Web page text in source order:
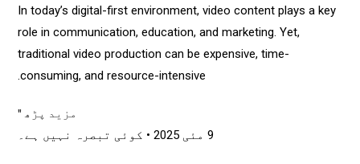
In today’s digital-first environment, video content plays a key
role in communication, education, and marketing. Yet,
traditional video production can be expensive, time-
consuming, and resource-intensive.
مزید پڑھ "
9 مئی 2025 کوئی تبصرہ نہیں ہے۔